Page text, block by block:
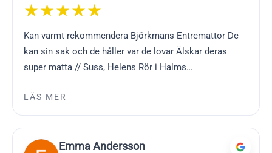
★★★★★
Kan varmt rekommendera Björkmans Entremattor De
kan sin sak och de håller var de lovar Älskar deras
super matta // Suss, Helens Rör i Halms…
LÄS MER
Emma Andersson